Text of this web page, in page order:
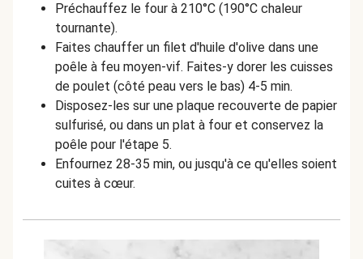
Préchauffez le four à 210°C (190°C chaleur
tournante).
Faites chauffer un filet d'huile d'olive dans une
poêle à feu moyen-vif. Faites-y dorer les cuisses
de poulet (côté peau vers le bas) 4-5 min.
Disposez-les sur une plaque recouverte de papier
sulfurisé, ou dans un plat à four et conservez la
poêle pour l'étape 5.
Enfournez 28-35 min, ou jusqu'à ce qu'elles soient
cuites à cœur.